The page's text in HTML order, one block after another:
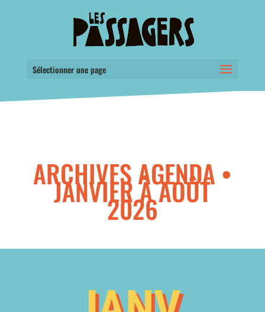
Sélectionner une page
ARCHIVES AGENDA •
JANVIER À AOÛT
2026